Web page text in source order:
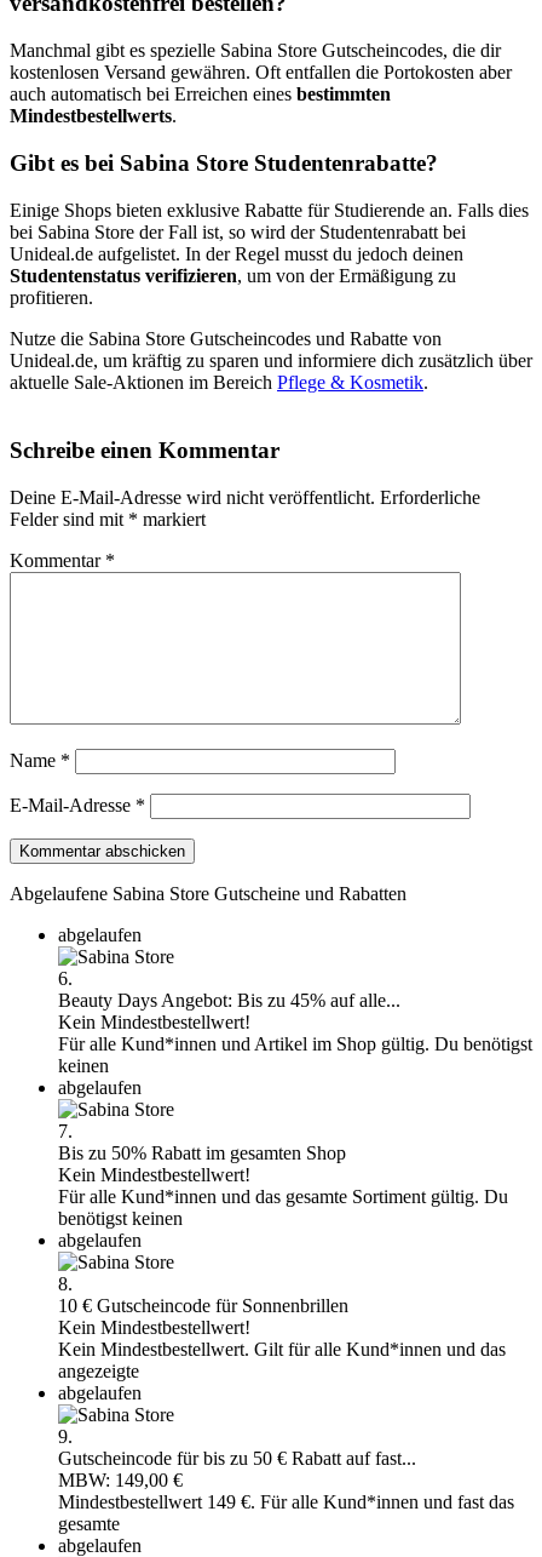
Manchmal gibt es spezielle Sabina Store Gutscheincodes, die dir
kostenlosen Versand gewähren. Oft entfallen die Portokosten aber
auch automatisch bei Erreichen eines bestimmten
Mindestbestellwerts.
Gibt es bei Sabina Store Studentenrabatte?
Einige Shops bieten exklusive Rabatte für Studierende an. Falls dies
bei Sabina Store der Fall ist, so wird der Studentenrabatt bei
Unideal.de aufgelistet. In der Regel musst du jedoch deinen
Studentenstatus verifizieren, um von der Ermäßigung zu
profitieren.
Nutze die Sabina Store Gutscheincodes und Rabatte von
Unideal.de, um kräftig zu sparen und informiere dich zusätzlich über
aktuelle Sale-Aktionen im Bereich Pflege & Kosmetik.
Schreibe einen Kommentar
Deine E-Mail-Adresse wird nicht veröffentlicht. Erforderliche
Felder sind mit * markiert
Kommentar *
Name *
E-Mail-Adresse *
Abgelaufene Sabina Store Gutscheine und Rabatten
abgelaufen
6.
Beauty Days Angebot: Bis zu 45% auf alle...
Kein Mindestbestellwert!
Für alle Kund*innen und Artikel im Shop gültig. Du benötigst
keinen
abgelaufen
7.
Bis zu 50% Rabatt im gesamten Shop
Kein Mindestbestellwert!
Für alle Kund*innen und das gesamte Sortiment gültig. Du
benötigst keinen
abgelaufen
8.
10 € Gutscheincode für Sonnenbrillen
Kein Mindestbestellwert!
Kein Mindestbestellwert. Gilt für alle Kund*innen und das
angezeigte
abgelaufen
9.
Gutscheincode für bis zu 50 € Rabatt auf fast...
MBW: 149,00 €
Mindestbestellwert 149 €. Für alle Kund*innen und fast das
gesamte
abgelaufen